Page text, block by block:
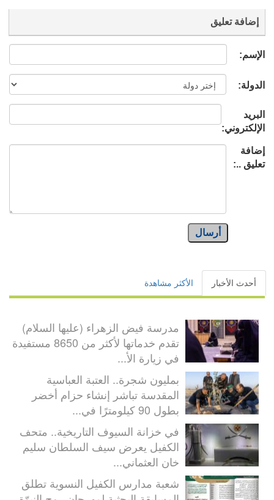
إضافة تعليق
الإسم:
الدولة:
البريد
الإلكتروني:
إضافة
تعليق ..:
أرسال
أحدث الأخبار الأكثر مشاهدة
مدرسة فيض الزهراء (عليها السلام)
تقدم خدماتها لأكثر من 8650 مستفيدة
في زيارة الأ...
بمليون شجرة.. العتبة العباسية
المقدسة تباشر إنشاء حزام أخضر
بطول 90 كيلومترًا في...
في خزانة السيوف التاريخية.. متحف
الكفيل يعرض سيف السلطان سليم
خان العثماني...
شعبة مدارس الكفيل النسوية تطلق